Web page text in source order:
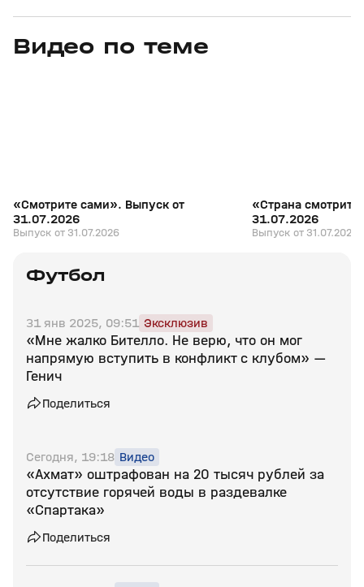
Видео по теме
31 июл, 17:10
«Смотрите сами». Выпуск от
31.07.2026
Выпуск от 31.07.2026
«Страна смотрит
31.07.2026
Выпуск от 31.07.2026
Футбол
31 янв 2025, 09:51 Эксклюзив
«Мне жалко Бителло. Не верю, что он мог
напрямую вступить в конфликт с клубом» —
Генич
Поделиться
Сегодня, 19:18 Видео
«Ахмат» оштрафован на 20 тысяч рублей за
отсутствие горячей воды в раздевалке
«Спартака»
Поделиться